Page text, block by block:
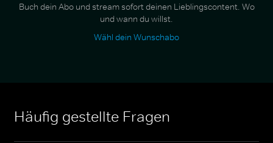
Buch dein Abo und stream sofort deinen Lieblingscontent. Wo
und wann du willst.
Wähl dein Wunschabo
Häufig gestellte Fragen